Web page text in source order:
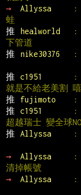
→
Allyssa
:
蛙
推
healworld
:
下管道
推
nike30376
:
推
c1951
:
就是不給老美割
推
fujimoto :
推
c1951 :
超越瑞士 變全球
推
Allyssa
:
→
Allyssa
:
清掉帳號
→
Allyssa
: